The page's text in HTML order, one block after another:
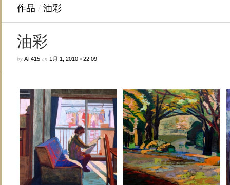
作品 / 油彩
油彩
by AT415on 1月 1, 2010•22:09